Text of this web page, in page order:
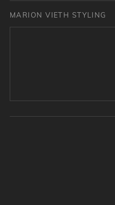
MARION VIETH STYLING